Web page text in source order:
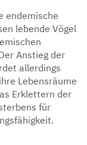
endemische
lebende Vögel
Anstieg der
allerdings
Lebensräume
Erklettern der
für